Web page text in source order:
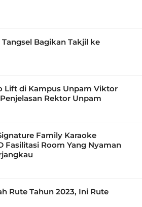
Bagikan Takjil ke
Lift di Kampus Unpam Viktor
Rektor Unpam
Family Karaoke
Fasilitasi Room Yang Nyaman
Rute Tahun 2023, Ini Rute